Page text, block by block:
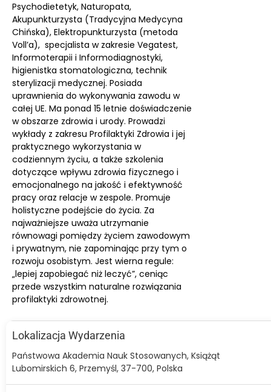
Psychodietetyk, Naturopata,
Akupunkturzysta (Tradycyjna Medycyna
Chińska), Elektropunkturzysta (metoda
Voll’a), specjalista w zakresie Vegatest,
Informoterapii i Informodiagnostyki,
higienistka stomatologiczna, technik
sterylizacji medycznej. Posiada
uprawnienia do wykonywania zawodu w
całej UE. Ma ponad 15 letnie doświadczenie
w obszarze zdrowia i urody. Prowadzi
wykłady z zakresu Profilaktyki Zdrowia i jej
praktycznego wykorzystania w
codziennym życiu, a także szkolenia
dotyczące wpływu zdrowia fizycznego i
emocjonalnego na jakość i efektywność
pracy oraz relacje w zespole. Promuje
holistyczne podejście do życia. Za
najważniejsze uważa utrzymanie
równowagi pomiędzy życiem zawodowym
i prywatnym, nie zapominając przy tym o
rozwoju osobistym. Jest wierna regule:
„lepiej zapobiegać niż leczyć”, ceniąc
przede wszystkim naturalne rozwiązania
profilaktyki zdrowotnej.
Lokalizacja Wydarzenia
Państwowa Akademia Nauk Stosowanych, Książąt
Lubomirskich 6, Przemyśl, 37-700, Polska